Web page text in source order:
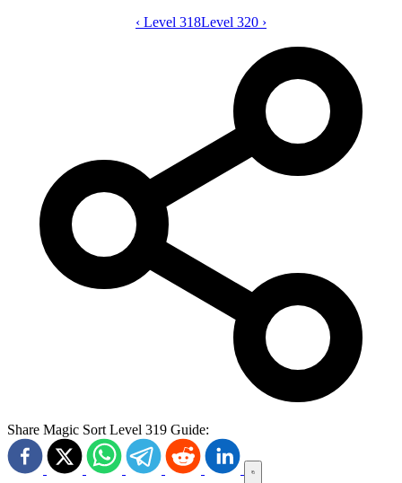
Magic Sort level 319 video guide
‹ Level 318Level 320 ›
Share Magic Sort Level 319 Guide: